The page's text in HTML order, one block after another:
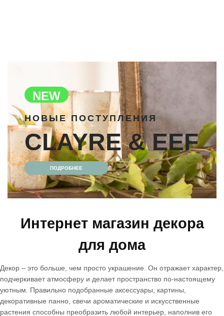
NEW
НОВЫЕ ПОСТУПЛЕНИЯ
CLAYRE & EEF
ПОДРОБНЕЕ
Интернет магазин декора
для дома
Декор – это больше, чем просто украшение. Он отражает характер,
подчеркивает атмосферу и делает пространство по-настоящему
уютным. Правильно подобранные аксессуары, картины,
декоративные панно, свечи ароматические и искусственные
растения способны преобразить любой интерьер, наполнив его